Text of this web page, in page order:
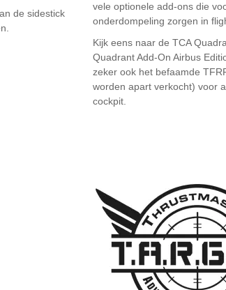
de sidestick
vele optionele add-ons die
onderdompeling zorgen in
Kijk eens naar de TCA
Quadrant Add-On Airbus
zeker ook het befaamde
worden apart verkocht) voor
cockpit.